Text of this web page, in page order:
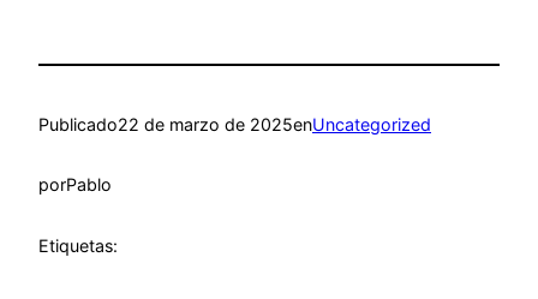
Publicado22 de marzo de 2025enUncategorized
porPablo
Etiquetas: